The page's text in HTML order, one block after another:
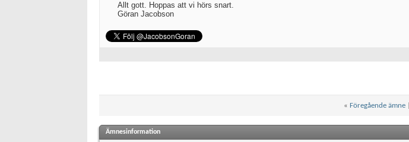
Allt gott. Hoppas att vi hörs snart.
Göran Jacobson
« Föregående ämne|
Ämnesinformation